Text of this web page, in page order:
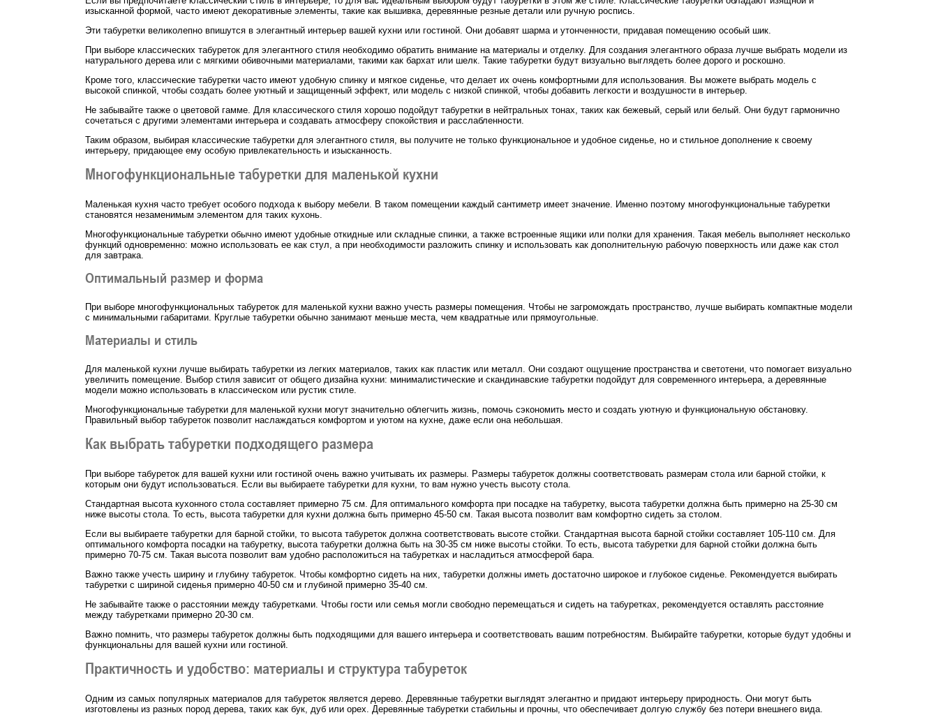
изысканной формой, часто имеют декоративные элементы, такие как вышивка, деревянные резные детали или ручную роспись.
Эти табуретки великолепно впишутся в элегантный интерьер вашей кухни или гостиной. Они добавят шарма и утонченности, придавая помещению особый шик.
При выборе классических табуреток для элегантного стиля необходимо обратить внимание на материалы и отделку. Для создания элегантного образа лучше выбрать модели из
натурального дерева или с мягкими обивочными материалами, такими как бархат или шелк. Такие табуретки будут визуально выглядеть более дорого и роскошно.
Кроме того, классические табуретки часто имеют удобную спинку и мягкое сиденье, что делает их очень комфортными для использования. Вы можете выбрать модель с
высокой спинкой, чтобы создать более уютный и защищенный эффект, или модель с низкой спинкой, чтобы добавить легкости и воздушности в интерьер.
Не забывайте также о цветовой гамме. Для классического стиля хорошо подойдут табуретки в нейтральных тонах, таких как бежевый, серый или белый. Они будут гармонично
сочетаться с другими элементами интерьера и создавать атмосферу спокойствия и расслабленности.
Таким образом, выбирая классические табуретки для элегантного стиля, вы получите не только функциональное и удобное сиденье, но и стильное дополнение к своему
интерьеру, придающее ему особую привлекательность и изысканность.
Многофункциональные табуретки для маленькой кухни
Маленькая кухня часто требует особого подхода к выбору мебели. В таком помещении каждый сантиметр имеет значение. Именно поэтому многофункциональные табуретки
становятся незаменимым элементом для таких кухонь.
Многофункциональные табуретки обычно имеют удобные откидные или складные спинки, а также встроенные ящики или полки для хранения. Такая мебель выполняет несколько
функций одновременно: можно использовать ее как стул, а при необходимости разложить спинку и использовать как дополнительную рабочую поверхность или даже как стол
для завтрака.
Оптимальный размер и форма
При выборе многофункциональных табуреток для маленькой кухни важно учесть размеры помещения. Чтобы не загромождать пространство, лучше выбирать компактные модели
с минимальными габаритами. Круглые табуретки обычно занимают меньше места, чем квадратные или прямоугольные.
Материалы и стиль
Для маленькой кухни лучше выбирать табуретки из легких материалов, таких как пластик или металл. Они создают ощущение пространства и светотени, что помогает визуально
увеличить помещение. Выбор стиля зависит от общего дизайна кухни: минималистические и скандинавские табуретки подойдут для современного интерьера, а деревянные
модели можно использовать в классическом или рустик стиле.
Многофункциональные табуретки для маленькой кухни могут значительно облегчить жизнь, помочь сэкономить место и создать уютную и функциональную обстановку.
Правильный выбор табуреток позволит наслаждаться комфортом и уютом на кухне, даже если она небольшая.
Как выбрать табуретки подходящего размера
При выборе табуреток для вашей кухни или гостиной очень важно учитывать их размеры. Размеры табуреток должны соответствовать размерам стола или барной стойки, к
которым они будут использоваться. Если вы выбираете табуретки для кухни, то вам нужно учесть высоту стола.
Стандартная высота кухонного стола составляет примерно 75 см. Для оптимального комфорта при посадке на табуретку, высота табуретки должна быть примерно на 25-30 см
ниже высоты стола. То есть, высота табуретки для кухни должна быть примерно 45-50 см. Такая высота позволит вам комфортно сидеть за столом.
Если вы выбираете табуретки для барной стойки, то высота табуреток должна соответствовать высоте стойки. Стандартная высота барной стойки составляет 105-110 см. Для
оптимального комфорта посадки на табуретку, высота табуретки должна быть на 30-35 см ниже высоты стойки. То есть, высота табуретки для барной стойки должна быть
примерно 70-75 см. Такая высота позволит вам удобно расположиться на табуретках и насладиться атмосферой бара.
Важно также учесть ширину и глубину табуреток. Чтобы комфортно сидеть на них, табуретки должны иметь достаточно широкое и глубокое сиденье. Рекомендуется выбирать
табуретки с шириной сиденья примерно 40-50 см и глубиной примерно 35-40 см.
Не забывайте также о расстоянии между табуретками. Чтобы гости или семья могли свободно перемещаться и сидеть на табуретках, рекомендуется оставлять расстояние
между табуретками примерно 20-30 см.
Важно помнить, что размеры табуреток должны быть подходящими для вашего интерьера и соответствовать вашим потребностям. Выбирайте табуретки, которые будут удобны и
функциональны для вашей кухни или гостиной.
Практичность и удобство: материалы и структура табуреток
Одним из самых популярных материалов для табуреток является дерево. Деревянные табуретки выглядят элегантно и придают интерьеру природность. Они могут быть
изготовлены из разных пород дерева, таких как бук, дуб или орех. Деревянные табуретки стабильны и прочны, что обеспечивает долгую службу без потери внешнего вида.